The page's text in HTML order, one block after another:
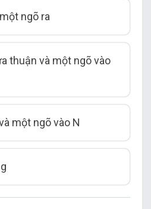
ngõ ra
thuận và một ngõ vào
một ngõ vào N